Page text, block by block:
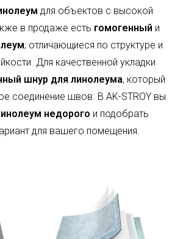
для объектов с высокой
в продаже есть гомогенный и
, отличающиеся по структуре и
Для качественной укладки
шнур для линолеума, который
соединение швов. В AK-STROY вы
недорого и подобрать
для вашего помещения.